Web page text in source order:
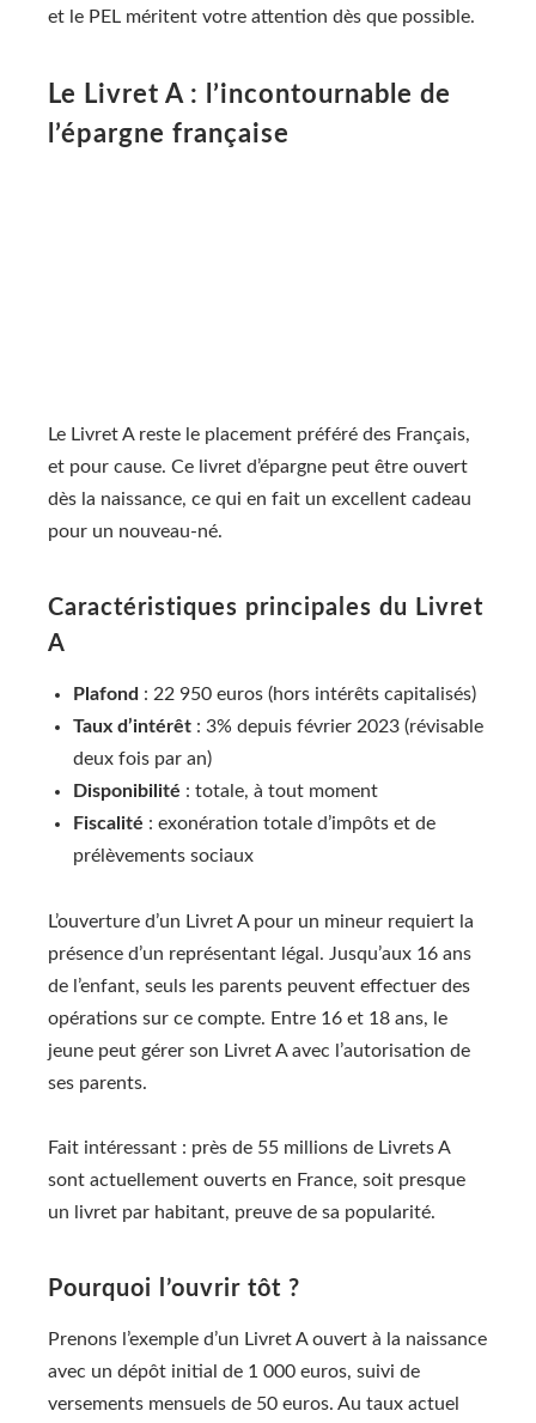
et le PEL méritent votre attention dès que possible.
Le Livret A : l’incontournable de
l’épargne française
Le Livret A reste le placement préféré des Français,
et pour cause. Ce livret d’épargne peut être ouvert
dès la naissance, ce qui en fait un excellent cadeau
pour un nouveau-né.
Caractéristiques principales du Livret
A
Plafond : 22 950 euros (hors intérêts capitalisés)
Taux d’intérêt : 3% depuis février 2023 (révisable
deux fois par an)
Disponibilité : totale, à tout moment
Fiscalité : exonération totale d’impôts et de
prélèvements sociaux
L’ouverture d’un Livret A pour un mineur requiert la
présence d’un représentant légal. Jusqu’aux 16 ans
de l’enfant, seuls les parents peuvent effectuer des
opérations sur ce compte. Entre 16 et 18 ans, le
jeune peut gérer son Livret A avec l’autorisation de
ses parents.
Fait intéressant : près de 55 millions de Livrets A
sont actuellement ouverts en France, soit presque
un livret par habitant, preuve de sa popularité.
Pourquoi l’ouvrir tôt ?
Prenons l’exemple d’un Livret A ouvert à la naissance
avec un dépôt initial de 1 000 euros, suivi de
versements mensuels de 50 euros. Au taux actuel